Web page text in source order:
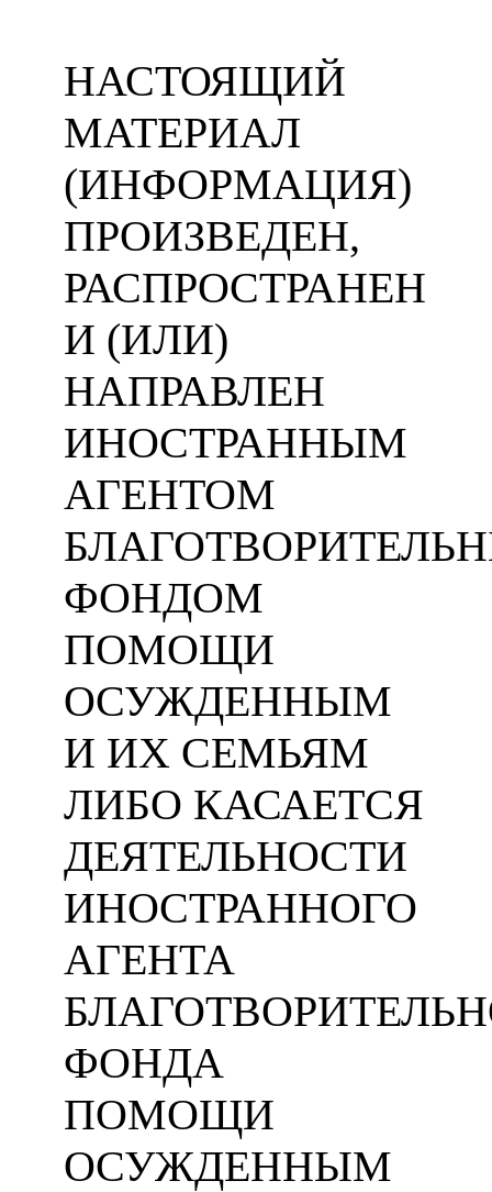
НАСТОЯЩИЙ
МАТЕРИАЛ
(ИНФОРМАЦИЯ)
ПРОИЗВЕДЕН,
РАСПРОСТРАНЕН
И (ИЛИ)
НАПРАВЛЕН
ИНОСТРАННЫМ
АГЕНТОМ
ФОНДОМ
ПОМОЩИ
ОСУЖДЕННЫМ
И ИХ СЕМЬЯМ
ЛИБО КАСАЕТСЯ
ДЕЯТЕЛЬНОСТИ
ИНОСТРАННОГО
АГЕНТА
ФОНДА
ПОМОЩИ
ОСУЖДЕННЫМ